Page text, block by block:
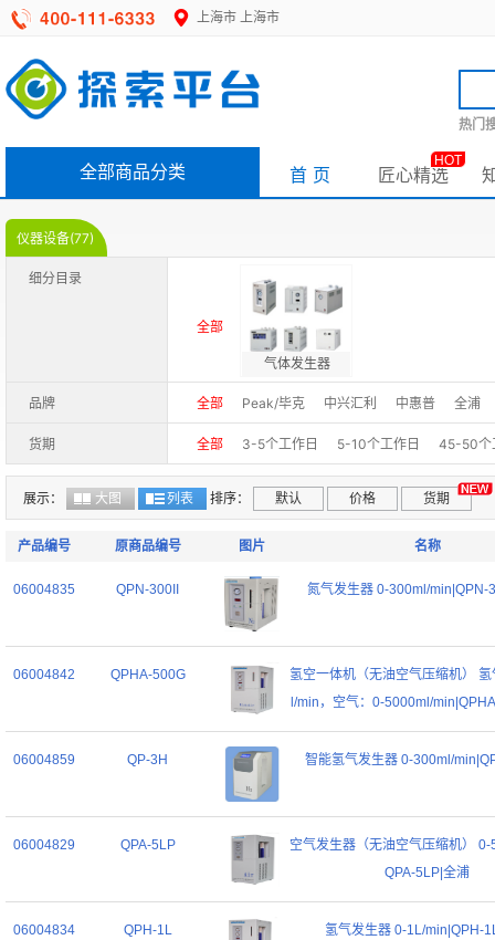
上海市 上海市
热门
全部商品分类 首 页 匠心精选
HOT
仪器设备(77)
细分目录
全部
气体发生器
品牌 全部 Peak/毕克 中兴汇利 中惠普 全浦
货期 全部 3-5个工作日 5-10个工作日 45-50个
展示： 大图 列表 排序： 默认 价格 货期
产品编号 原商品编号 图片 名称
06004835 QPN-300II 氮气发生器 0-300ml/min|QPN-
06004842 QPHA-500G
氢空一体机（无油空气压缩机）
l/min，空气：0-5000ml/
06004859 QP-3H 智能氢气发生器 0-300ml/
06004829 QPA-5LP
空气发生器（无油空气压缩机）
QPA-5LP|全浦
06004834 QPH-1L 氢气发生器 0-1L/min|QPH-